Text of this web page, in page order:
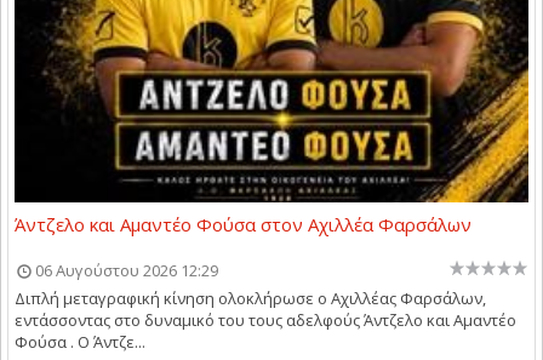
Άντζελο και Αμαντέο Φούσα στον Αχιλλέα Φαρσάλων
06 Αυγούστου 2026 12:29
Διπλή μεταγραφική κίνηση ολοκλήρωσε ο Αχιλλέας Φαρσάλων,
εντάσσοντας στο δυναμικό του τους αδελφούς Άντζελο και Αμαντέο
Φούσα . Ο Άντζε...